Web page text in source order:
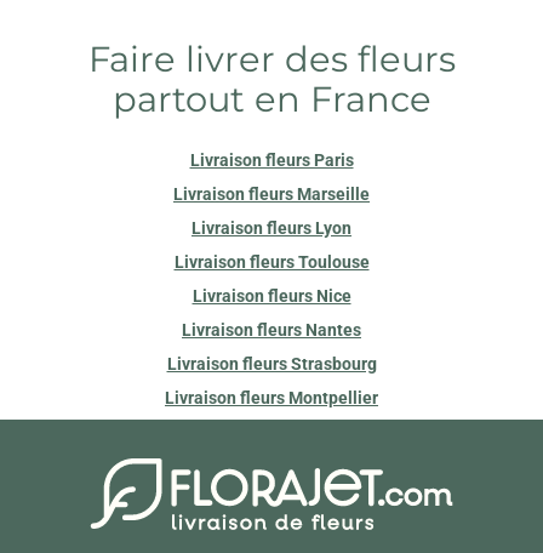
Faire livrer des fleurs
partout en France
Livraison fleurs Paris
Livraison fleurs Marseille
Livraison fleurs Lyon
Livraison fleurs Toulouse
Livraison fleurs Nice
Livraison fleurs Nantes
Livraison fleurs Strasbourg
Livraison fleurs Montpellier